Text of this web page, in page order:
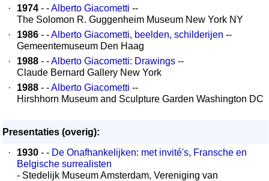
·
1974 - -Alberto Giacometti --
The Solomon R. Guggenheim Museum New York NY
·
1986 - -Alberto Giacometti, beelden, schilderijen --
Gemeentemuseum Den Haag
·
1988 - -Alberto Giacometti: Drawings --
Claude Bernard Gallery New York
·
1988 - -Alberto Giacometti --
Hirshhorn Museum and Sculpture Garden Washington DC
Presentaties (overig):
·
1930 - - De Onafhankelijken: met invité's, Fransche en
Belgische surrealisten
- Stedelijk Museum Amsterdam, Vereniging van